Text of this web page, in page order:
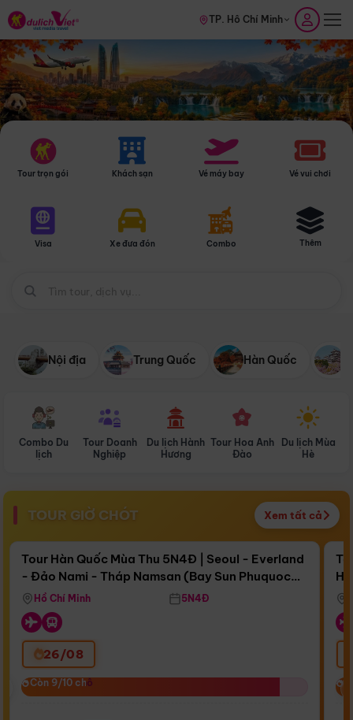
TP. Hồ Chí Minh
Tour trọn gói Khách sạn Vé máy bay Vé vui chơi
Visa Xe đưa đón Combo Thêm
Nội địa Trung Quốc Hàn Quốc
Combo Du
lịch
Tour Doanh
Nghiệp
Du lịch Hành
Hương
Tour Hoa Anh
Đào
Du lịch Mùa
Hè
TOUR GIỜ CHÓT Xem tất cả
Còn16 ngày 12:08:49
Bay Sun Phuquoc Airways
Điểm nổi bật
Tour Hàn Quốc Mùa Thu 5N4Đ | Seoul - Everland
- Đảo Nami - Tháp Namsan (Bay Sun Phuquoc
Airways)
Hồ Chí Minh 5N4Đ
26/08
Còn 9/10 chỗ
Còn 9/10 chỗ